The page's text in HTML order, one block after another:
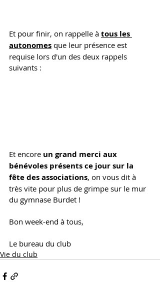
Et pour finir, on rappelle à tous les
autonomes que leur présence est
requise lors d'un des deux rappels
suivants :
Et encore un grand merci aux
bénévoles présents ce jour sur la
fête des associations, on vous dit à
très vite pour plus de grimpe sur le mur
du gymnase Burdet !
Bon week-end à tous,
Le bureau du club
Vie du club